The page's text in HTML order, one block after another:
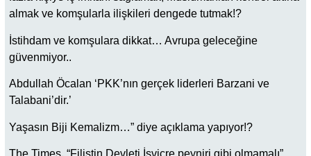
almak ve komşularla ilişkileri dengede tutmak!?
İstihdam ve komşulara dikkat… Avrupa geleceğine
güvenmiyor..
Abdullah Öcalan ‘PKK’nın gerçek liderleri Barzani ve
Talabani’dir.’
Yaşasın Biji Kemalizm…” diye açıklama yapıyor!?
The Times. “Filistin Devleti İsviçre peyniri gibi olmamalı”